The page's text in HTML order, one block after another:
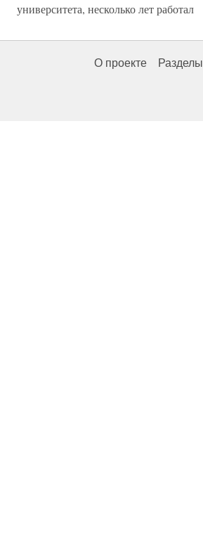
университета, несколько лет работал
О проекте Разделы